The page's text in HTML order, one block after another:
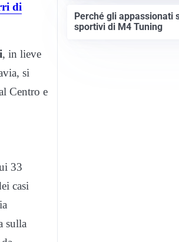
di
, in lieve
si
Centro e
33
casi
sulla
Perché gli appassionati
sportivi di M4 Tuning